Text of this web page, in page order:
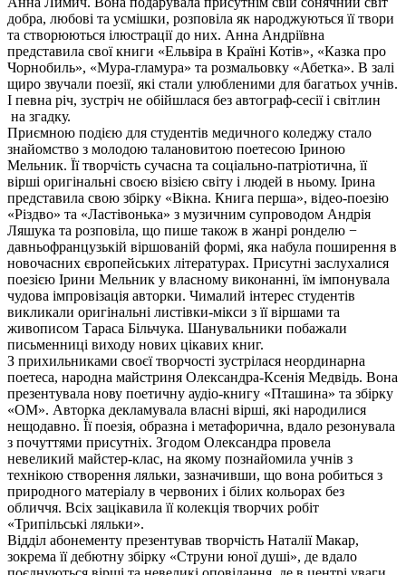
добра, любові та усмішки, розповіла як народжуються її твори
та створюються ілюстрації до них. Анна Андріївна
представила свої книги «Ельвіра в Країні Котів», «Казка про
Чорнобиль», «Мура-гламура» та розмальовку «Абетка». В залі
щиро звучали поезії, які стали улюбленими для багатьох учнів.
І певна річ, зустріч не обійшлася без автограф-сесії і світлин
на згадку.
Приємною подією для студентів медичного коледжу стало
знайомство з молодою талановитою поетесою Іриною
Мельник. Її творчість сучасна та соціально-патріотична, її
вірші оригінальні своєю візією світу і людей в ньому. Ірина
представила свою збірку «Вікна. Книга перша», відео-поезію
«Різдво» та «Ластівонька» з музичним супроводом Андрія
Ляшука та розповіла, що пише також в жанрі ронделю −
давньофранцузькій віршованій формі, яка набула поширення в
новочасних європейських літературах. Присутні заслухалися
поезією Ірини Мельник у власному виконанні, їм імпонувала
чудова імпровізація авторки. Чималий інтерес студентів
викликали оригінальні листівки-мікси з її віршами та
живописом Тараса Більчука. Шанувальники побажали
письменниці виходу нових цікавих книг.
З прихильниками своєї творчості зустрілася неординарна
поетеса, народна майстриня Олександра-Ксенія Медвідь. Вона
презентувала нову поетичну аудіо-книгу «Пташина» та збірку
«ОМ». Авторка декламувала власні вірші, які народилися
нещодавно. Її поезія, образна і метафорична, вдало резонувала
з почуттями присутніх. Згодом Олександра провела
невеликий майстер-клас, на якому познайомила учнів з
технікою створення ляльки, зазначивши, що вона робиться з
природного матеріалу в червоних і білих кольорах без
обличчя. Всіх зацікавила її колекція творчих робіт
«Трипільські ляльки».
Відділ абонементу презентував творчість Наталії Макар,
зокрема її дебютну збірку «Струни юної душі», де вдало